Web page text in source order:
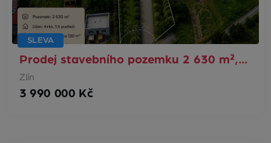
SLEVA
Prodej stavebního pozemku 2 630 m²,…
Zlín
3 990 000 Kč